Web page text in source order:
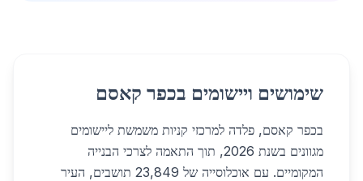
שימושים ויישומים בכפר קאסם
בכפר קאסם, פלדה למרכזי קניות משמשת ליישומים
מגוונים בשנת 2026, תוך התאמה לצרכי הבנייה
המקומיים. עם אוכלוסייה של 23,849 תושבים, העיר